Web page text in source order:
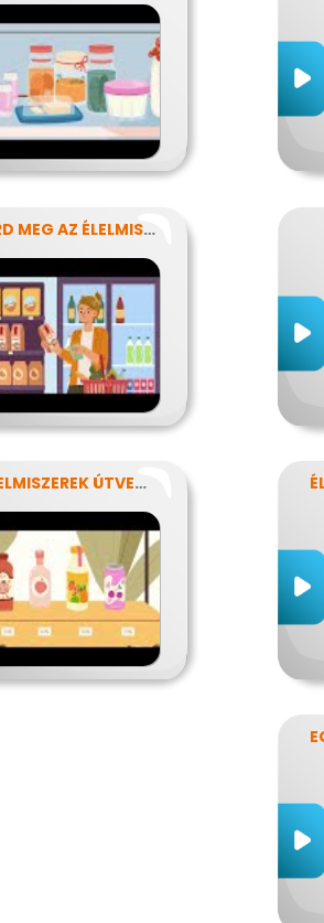
ISMERD MEG AZ ÉLELMISZEREK TITKAIT!
AZ ÉLELMISZEREK ÚTVESZTŐJÉBEN